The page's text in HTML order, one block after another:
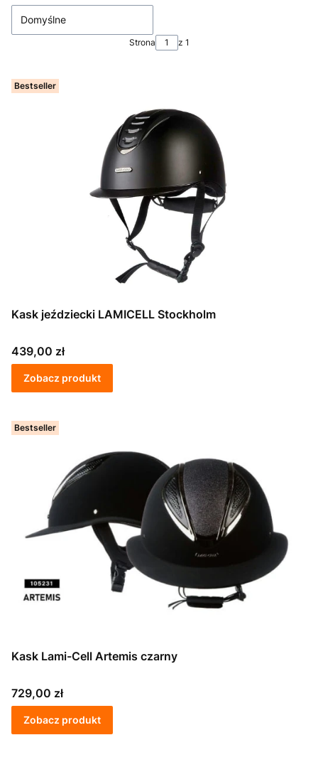
Domyślne
Strona z 1
Bestseller
Kask jeździecki LAMICELL Stockholm
Cena
439,00 zł
Zobacz produkt
Bestseller
Kask Lami-Cell Artemis czarny
Cena
729,00 zł
Zobacz produkt